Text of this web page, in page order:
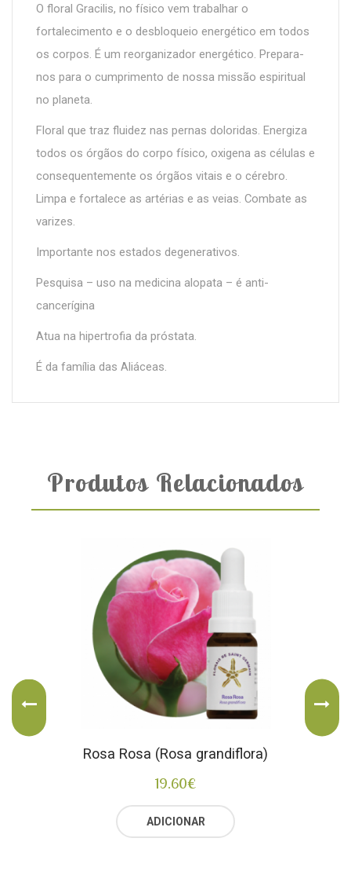
O floral Gracilis, no físico vem trabalhar o
fortalecimento e o desbloqueio energético em todos
os corpos. É um reorganizador energético. Prepara-
nos para o cumprimento de nossa missão espiritual
no planeta.
Floral que traz fluidez nas pernas doloridas. Energiza
todos os órgãos do corpo físico, oxigena as células e
consequentemente os órgãos vitais e o cérebro.
Limpa e fortalece as artérias e as veias. Combate as
varizes.
Importante nos estados degenerativos.
Pesquisa – uso na medicina alopata – é anti-
cancerígina
Atua na hipertrofia da próstata.
É da família das Aliáceas.
Produtos Relacionados
Rosa Rosa (Rosa grandiflora)
19.60€
ADICIONAR